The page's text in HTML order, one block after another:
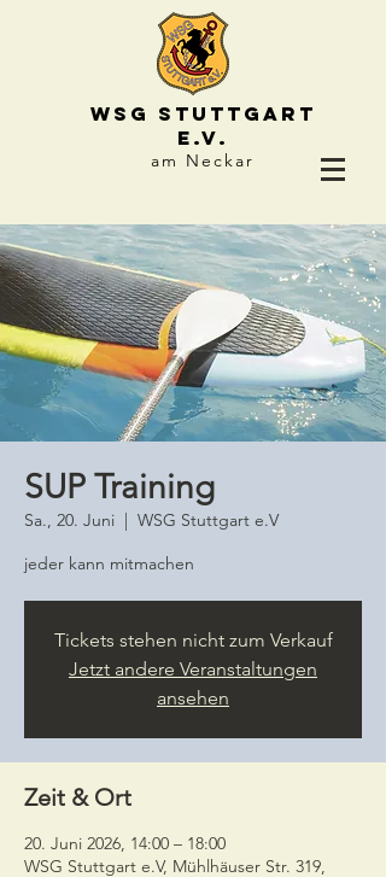
WSG STUTTGART
e.V.
am Neckar
SUP Training
Sa., 20. Juni
  |
WSG Stuttgart e.V
jeder kann mitmachen
Tickets stehen nicht zum Verkauf
Jetzt andere Veranstaltungen
ansehen
Zeit & Ort
20. Juni 2026, 14:00 – 18:00
WSG Stuttgart e.V, Mühlhäuser Str. 319,